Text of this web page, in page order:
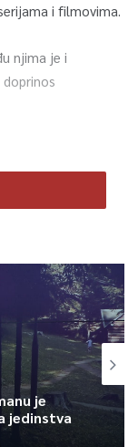
i filmovima.
njima je i
doprinos
je
jedinstva